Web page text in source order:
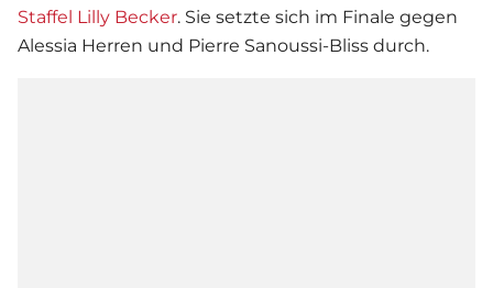
Staffel Lilly Becker. Sie setzte sich im Finale gegen
Alessia Herren und Pierre Sanoussi-Bliss durch.